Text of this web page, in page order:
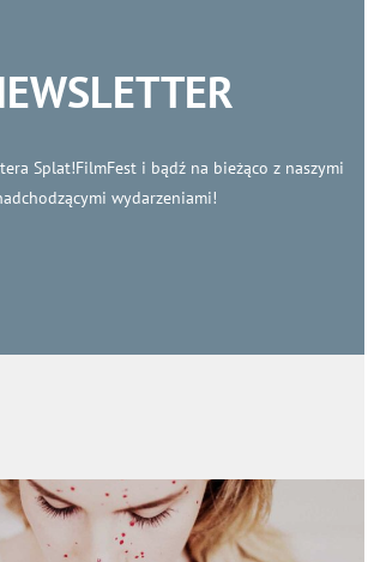
Splat!FilmFest i bądź na bieżąco z naszymi
wydarzeniami!